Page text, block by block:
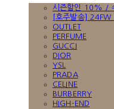
시즌할인 10% /
[호주발송] 24FW
OUTLET
PERFUME
GUCCI
DIOR
YSL
PRADA
CELINE
BURBERRY
HIGH-END